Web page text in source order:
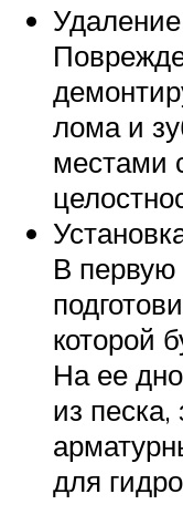
лома и
местами
В первую
которой
На ее
из песка,
для